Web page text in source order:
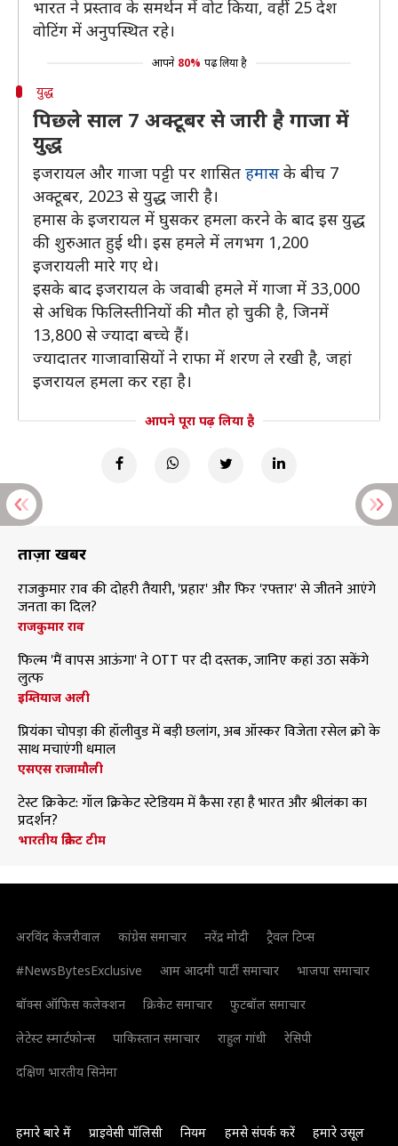
भारत ने प्रस्ताव के समर्थन में वोट किया, वहीं 25 देश
वोटिंग में अनुपस्थित रहे।
आपने 80% पढ़ लिया है
युद्ध
पिछले साल 7 अक्टूबर से जारी है गाजा में
युद्ध
इजरायल और गाजा पट्टी पर शासित हमासके बीच 7
अक्टूबर, 2023 से युद्ध जारी है।
हमास के इजरायल में घुसकर हमला करने के बाद इस युद्ध
की शुरुआत हुई थी। इस हमले में लगभग 1,200
इजरायली मारे गए थे।
इसके बाद इजरायल के जवाबी हमले में गाजा में 33,000
से अधिक फिलिस्तीनियों की मौत हो चुकी है, जिनमें
13,800 से ज्यादा बच्चे हैं।
ज्यादातर गाजावासियों ने राफा में शरण ले रखी है, जहां
इजरायल हमला कर रहा है।
आपने पूरा पढ़ लिया है
ताज़ा खबरें
राजकुमार राव की दोहरी तैयारी, 'प्रहार' और फिर 'रफ्तार' से जीतने आएंगे
जनता का दिल?
राजकुमार राव
फिल्म 'मैं वापस आऊंगा' ने OTT पर दी दस्तक, जानिए कहां उठा सकेंगे
लुत्फ
इम्तियाज अली
प्रियंका चोपड़ा की हॉलीवुड में बड़ी छलांग, अब ऑस्कर विजेता रसेल क्रो के
साथ मचाएंगी धमाल
एसएस राजामौली
टेस्ट क्रिकेट: गॉल क्रिकेट स्टेडियम में कैसा रहा है भारत और श्रीलंका का
प्रदर्शन?
भारतीय क्रिकेट टीम
अरविंद केजरीवाल कांग्रेस समाचार नरेंद्र मोदी
ट्रैवल टिप्स
#NewsBytesExclusive
आम आदमी पार्टी समाचार
भाजपा समाचार
बॉक्स ऑफिस कलेक्शन
क्रिकेट समाचार
फुटबॉल समाचार
लेटेस्ट स्मार्टफोन्स
पाकिस्तान समाचार राहुल गांधी
रेसिपी
दक्षिण भारतीय सिनेमा
हमारे बारे में प्राइवेसी पॉलिसी नियम हमसे संपर्क करें हमारे उसूल